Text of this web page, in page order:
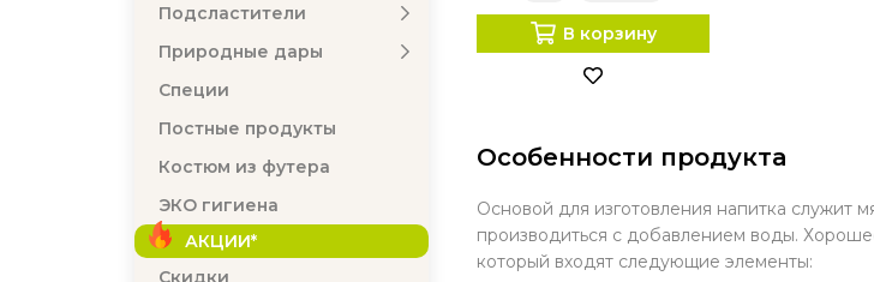
Подсластители
Природные дары
Специи
Постные продукты
Костюм из футера
ЭКО гигиена
АКЦИИ*
Скидки
В корзину
Особенности продукта
Основой для изготовления напитка служит
производиться с добавлением воды.
который входят следующие элементы: